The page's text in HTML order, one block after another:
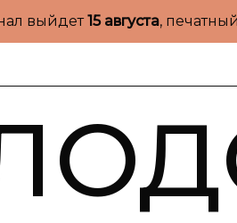
выйдет15 августа,